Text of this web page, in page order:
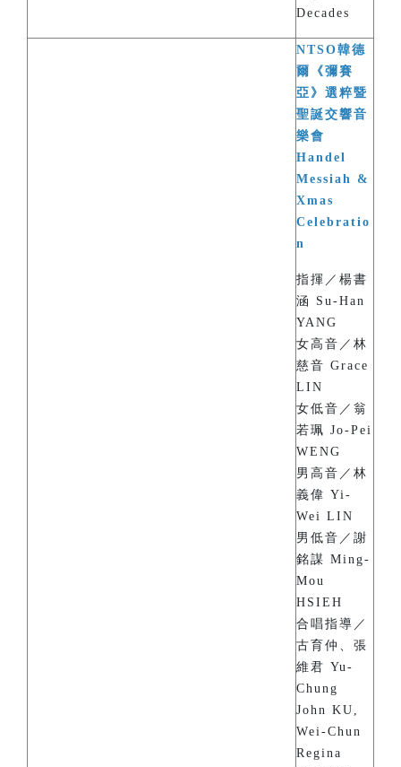
Decades
NTSO韓德
爾《彌賽
亞》選粹暨
聖誕交響音
樂會
Handel
Messiah &
Xmas
Celebratio
n
指揮／楊書
涵 Su-Han
YANG
女高音／林
慈音 Grace
LIN
女低音／翁
若珮 Jo-Pei
WENG
男高音／林
義偉 Yi-
Wei LIN
男低音／謝
銘謀 Ming-
Mou
HSIEH
合唱指導／
古育仲、張
維君 Yu-
Chung
John KU,
Wei-Chun
Regina